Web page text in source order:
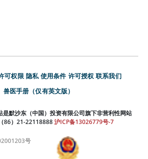
可权限 隐私 使用条件 许可授权 联系我们
兽医手册（仅有英文版）
是默沙东（中国）投资有限公司旗下非营利性网站
86）21-22118888 沪ICP备13026779号-7
号